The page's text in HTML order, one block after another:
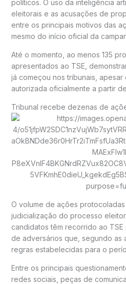
políticos. O uso da inteligência
eleitorais e as acusações de
entre os principais motivos das
mesmo do início oficial da
Até o momento, ao menos 135
apresentados ao TSE,
já começou nos tribunais, apesar
autorizada oficialmente a partir
Tribunal recebe dezenas de
O volume de ações
judicialização do processo
candidatos têm recorrido ao
de adversários que, segundo as
regras estabelecidas para o
Entre os principais
redes sociais, peças de